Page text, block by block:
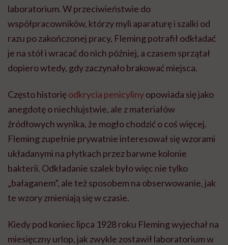
laboratorium. W przeciwieństwie do
współpracowników, którzy myli aparaturę i szalki od
razu po zakończonej pracy, Fleming potrafił odkładać
je na stół i wracać do nich później, a czasem sprzątał
dopiero wtedy, gdy zaczynało brakować miejsca.
Często historięodkrycia penicylinyopowiada się jako
anegdotę o niechlujstwie, ale z materiałów
źródłowych wynika, że mogło chodzić o coś więcej.
Fleming zupełnie prywatnie interesował się wzorami
układanymi na płytkach przez barwne kolonie
bakterii. Odkładanie szalek było więc nie tylko
„bałaganem”, ale też sposobem na obserwowanie, jak
te wzory zmieniają się w czasie.
Kiedy pod koniec lipca 1928 roku Fleming wyjechał na
miesięczny urlop, jak zwykle zostawił laboratorium w